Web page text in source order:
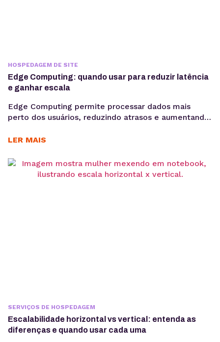
HOSPEDAGEM DE SITE
Edge Computing: quando usar para reduzir latência
e ganhar escala
Edge Computing permite processar dados mais
perto dos usuários, reduzindo atrasos e aumentando
funciona, quais são seus benefícios e quando adotar
Aplicações modernas precisam responder cada vez
mais rápido. Seja em plataformas SaaS, e-
LER MAIS
SERVIÇOS DE HOSPEDAGEM
Escalabilidade horizontal vs vertical: entenda as
diferenças e quando usar cada uma